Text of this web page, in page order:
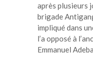
après plusieurs
brigade
impliqué dans
l’a opposé à
Emmanuel